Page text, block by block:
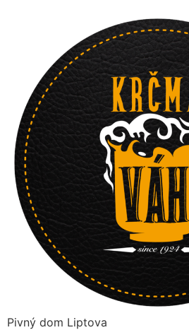
Pivný dom Liptova